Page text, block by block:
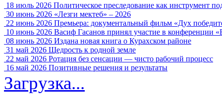
18 июль 2026 Политическое преследование как инструмент
30 июнь 2026 «Лезги мектеб» – 2026
22 июнь 2026 Премьера: документальный фильм «Дух
10 июнь 2026 Васиф Гасанов принял участие в конференции
08 июнь 2026 Издана новая книга о Курахском районе
31 май 2026 Щедрость к родной земле
22 май 2026 Ротация без сенсации — чисто рабочий процесс
16 май 2026 Позитивные решения и результаты
Загрузка...